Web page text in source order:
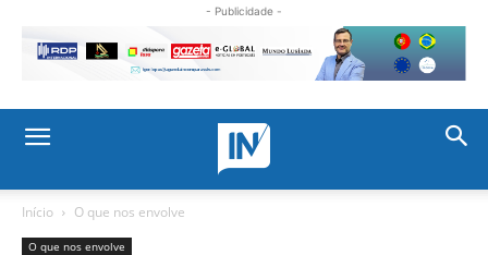
- Publicidade -
Início O que nos envolve
O que nos envolve